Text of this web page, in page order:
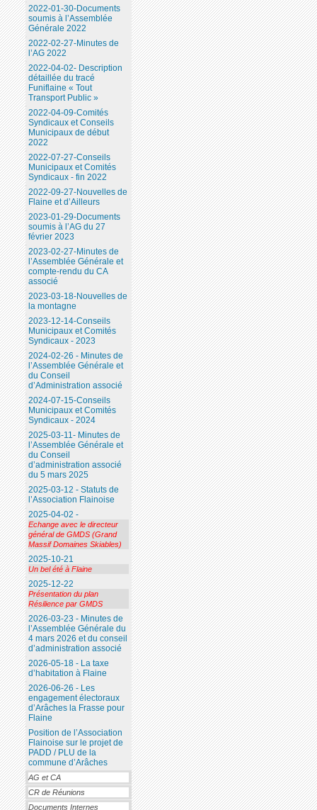
2022-01-30-Documents
soumis à l’Assemblée
Générale 2022
2022-02-27-Minutes de
l’AG 2022
2022-04-02- Description
détaillée du tracé
Funiflaine « Tout
Transport Public »
2022-04-09-Comités
Syndicaux et Conseils
Municipaux de début
2022
2022-07-27-Conseils
Municipaux et Comités
Syndicaux - fin 2022
2022-09-27-Nouvelles de
Flaine et d’Ailleurs
2023-01-29-Documents
soumis à l’AG du 27
février 2023
2023-02-27-Minutes de
l’Assemblée Générale et
compte-rendu du CA
associé
2023-03-18-Nouvelles de
la montagne
2023-12-14-Conseils
Municipaux et Comités
Syndicaux - 2023
2024-02-26 - Minutes de
l’Assemblée Générale et
du Conseil
d’Administration associé
2024-07-15-Conseils
Municipaux et Comités
Syndicaux - 2024
2025-03-11- Minutes de
l’Assemblée Générale et
du Conseil
d’administration associé
du 5 mars 2025
2025-03-12 - Statuts de
l’Association Flainoise
2025-04-02 -
Echange avec le directeur
général de GMDS (Grand
Massif Domaines Skiables)
2025-10-21
Un bel été à Flaine
2025-12-22
Présentation du plan
Résilience par GMDS
2026-03-23 - Minutes de
l’Assemblée Générale du
4 mars 2026 et du conseil
d’administration associé
2026-05-18 - La taxe
d’habitation à Flaine
2026-06-26 - Les
engagement électoraux
d’Arâches la Frasse pour
Flaine
Position de l’Association
Flainoise sur le projet de
PADD / PLU de la
commune d’Arâches
AG et CA
CR de Réunions
Documents Internes